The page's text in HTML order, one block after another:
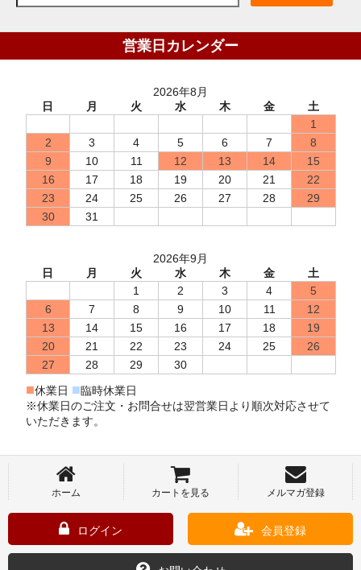
営業日カレンダー
2026年8月
日
月 火 水 木 金
土
1
2
3 4 5 6 7
8
9
10 11 12 13 14
15
16
17 18 19 20 21
22
23
24 25 26 27 28
29
30
31
2026年9月
日
月 火 水 木 金
土
1
2 3 4
5
6
7 8 9 10 11
12
13
14 15 16 17 18
19
20
21 22 23 24 25
26
27
28 29 30
■休業日 ■臨時休業日
※休業日のご注文・お問合せは翌営業日より順次対応させて
いただきます。
ホーム カートを見る メルマガ登録
ログイン 会員登録